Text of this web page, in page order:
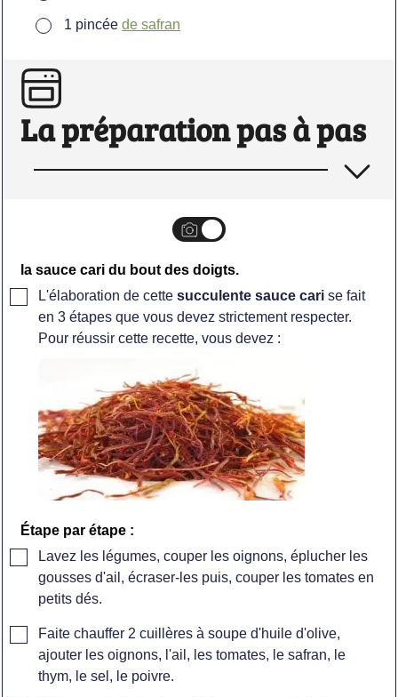
▢
1 pincée de safran
La préparation pas à pas
la sauce cari du bout des doigts.
▢L'élaboration de cettesucculente sauce carise fait
en 3 étapes que vous devez strictement respecter.
Pour réussir cette recette, vous devez :
Étape par étape :
▢Lavez les légumes, couper les oignons, éplucher les
gousses d'ail, écraser-les puis, couper les tomates en
petits dés.
▢
Faite chauffer 2 cuillères à soupe d'huile d'olive,
ajouter les oignons, l'ail, les tomates, le safran, le
thym, le sel, le poivre.